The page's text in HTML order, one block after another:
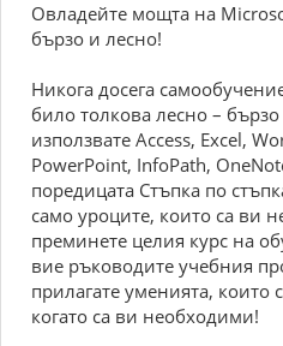
Овладейте мощта на
бързо и лесно!
Никога досега
било толкова лесно – бързо
използвате Access, Excel,
PowerPoint, InfoPath,
поредицата Стъпка по
само уроците, които са ви
преминете целия курс на
вие ръководите учебния
прилагате уменията,
когато са ви необходими!